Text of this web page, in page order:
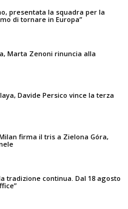
presentata la squadra per la
di tornare in Europa”
Marta Zenoni rinuncia alla
Davide Persico vince la terza
firma il tris a Zielona Góra,
tradizione continua. Dal 18 agosto